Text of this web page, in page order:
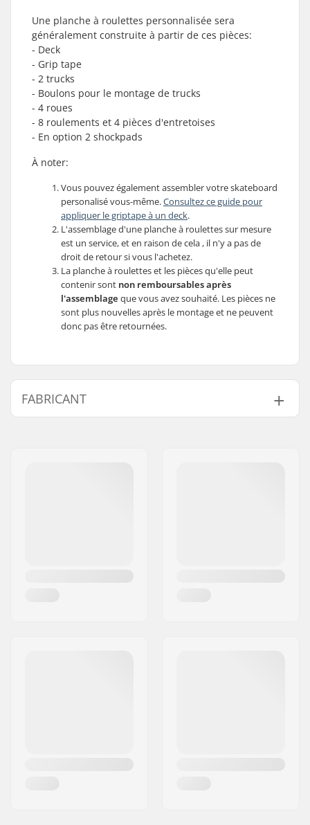
Une planche à roulettes personnalisée sera
généralement construite à partir de ces pièces:
- Deck
- Grip tape
- 2 trucks
- Boulons pour le montage de trucks
- 4 roues
- 8 roulements et 4 pièces d'entretoises
- En option 2 shockpads
À noter:
Vous pouvez également assembler votre skateboard
personalisé vous-même.Consultez ce guide pour
appliquer le griptape à un deck.
L'assemblage d'une planche à roulettes sur mesure
est un service, et en raison de cela , il n'y a pas de
droit de retour si vous l'achetez.
La planche à roulettes et les pièces qu'elle peut
contenir sont non remboursables après
l'assemblage que vous avez souhaité. Les pièces ne
sont plus nouvelles après le montage et ne peuvent
donc pas être retournées.
FABRICANT